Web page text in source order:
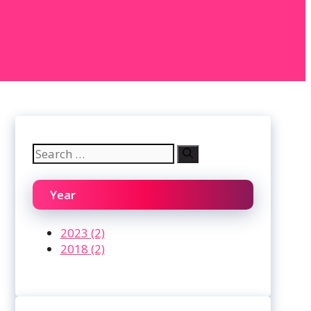
Search
for:
Year
2023 (2)
2018 (2)